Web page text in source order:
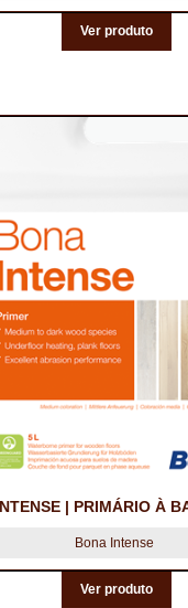
Ver produto
| PRIMÁRIO À
Bona Intense
Ver produto